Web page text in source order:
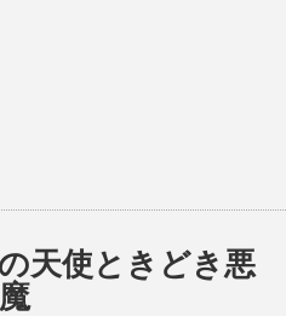
天使ときどき悪
魔